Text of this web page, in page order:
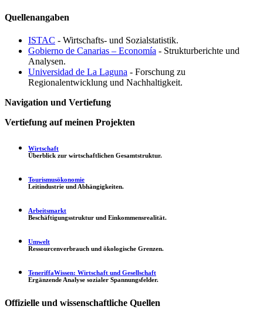
Quellenangaben
ISTAC - Wirtschafts- und Sozialstatistik.
Gobierno de Canarias – Economía - Strukturberichte und
Analysen.
Universidad de La Laguna - Forschung zu
Regionalentwicklung und Nachhaltigkeit.
Navigation und Vertiefung
Vertiefung auf meinen Projekten
Wirtschaft
Überblick zur wirtschaftlichen Gesamtstruktur.
Tourismusökonomie
Leitindustrie und Abhängigkeiten.
Arbeitsmarkt
Beschäftigungsstruktur und Einkommensrealität.
Umwelt
Ressourcenverbrauch und ökologische Grenzen.
TeneriffaWissen: Wirtschaft und Gesellschaft
Ergänzende Analyse sozialer Spannungsfelder.
Offizielle und wissenschaftliche Quellen